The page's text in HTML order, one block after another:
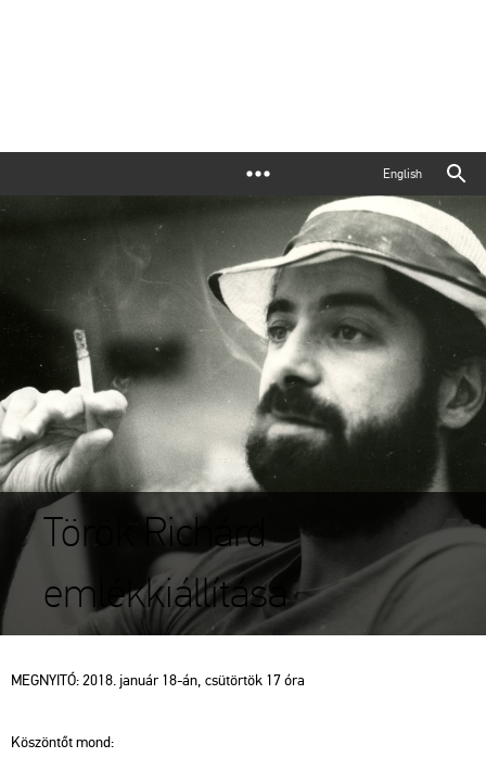
English
Török Richárd
emlékkiállítása
MEG­NYI­TÓ: 2018. ja­nu­ár 18-án, csü­tör­tök 17 óra
Kö­szön­tőt mond: